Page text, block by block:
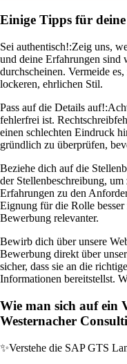
Einige Tipps für
Sei authentisch!:Zeig uns,
und deine Erfahrungen sind
durchscheinen. Vermeide
lockeren, ehrlichen Stil.
Pass auf die Details auf!:
fehlerfrei ist.
einen schlechten Eindruck
gründlich zu überprüfen,
Beziehe dich auf die
der Stellenbeschreibung,
Erfahrungen zu den
Eignung für die Rolle
Bewerbung relevanter.
Bewirb dich über unsere
Bewerbung direkt über
sicher, dass sie an die
Informationen bereitstellst.
Wie man sich auf ein
Westernacher
✨Verstehe die SAP GTS